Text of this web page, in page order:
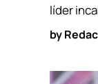
by
líder